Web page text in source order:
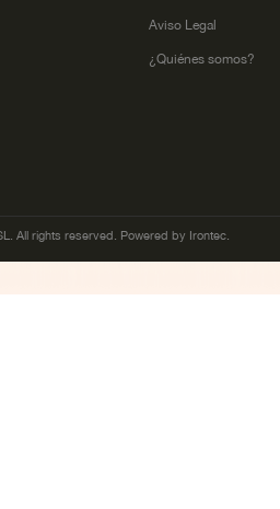
Aviso Legal
¿Quiénes somos?
All rights reserved. Powered by Irontec.